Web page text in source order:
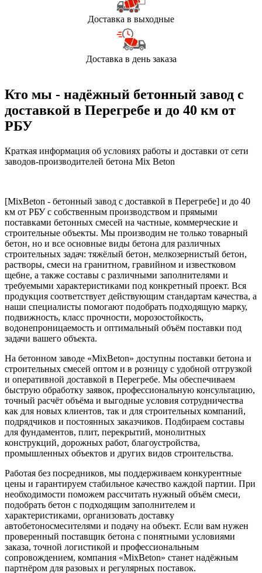
Доставка в выходные
Доставка в день заказа
Кто мы - надёжный бетонный завод с
доставкой в Перегребе и до 40 км от
РБУ
Краткая информация об условиях работы и доставки от сети
заводов-производителей бетона Mix Beton
[MixBeton - бетонный завод с доставкой в Перегребе] и до 40
км от РБУ с собственным производством и прямыми
поставками бетонных смесей на частные, коммерческие и
строительные объекты. Мы производим не только товарный
бетон, но и все основные виды бетона для различных
строительных задач: тяжёлый бетон, мелкозернистый бетон,
растворы, смеси на гранитном, гравийном и известковом
щебне, а также составы с различными заполнителями и
требуемыми характеристиками под конкретный проект. Вся
продукция соответствует действующим стандартам качества, а
наши специалисты помогают подобрать подходящую марку,
подвижность, класс прочности, морозостойкость,
водонепроницаемость и оптимальный объём поставки под
задачи вашего объекта.
На бетонном заводе «MixBeton» доступны поставки бетона и
строительных смесей оптом и в розницу с удобной отгрузкой
и оперативной доставкой в Перегребе. Мы обеспечиваем
быструю обработку заявок, профессиональную консультацию,
точный расчёт объёма и выгодные условия сотрудничества
как для новых клиентов, так и для строительных компаний,
подрядчиков и постоянных заказчиков. Подбираем составы
для фундаментов, плит, перекрытий, монолитных
конструкций, дорожных работ, благоустройства,
промышленных объектов и других видов строительства.
Работая без посредников, мы поддерживаем конкурентные
цены и гарантируем стабильное качество каждой партии. При
необходимости поможем рассчитать нужный объём смеси,
подобрать бетон с подходящим заполнителем и
характеристиками, организовать доставку
автобетоносмесителями и подачу на объект. Если вам нужен
проверенный поставщик бетона с понятными условиями
заказа, точной логистикой и профессиональным
сопровождением, компания «MixBeton» станет надёжным
партнёром для разовых и регулярных поставок.